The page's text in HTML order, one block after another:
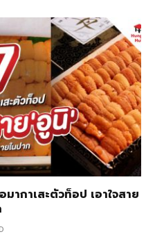
ากาเสะตัวท็อป เอาใจสาย